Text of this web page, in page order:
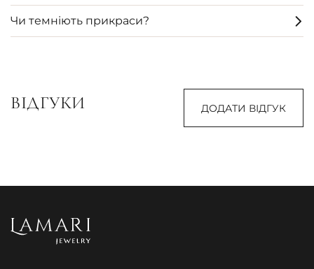
Чи темніють прикраси?
ВІДГУКИ ДОДАТИ ВІДГУК